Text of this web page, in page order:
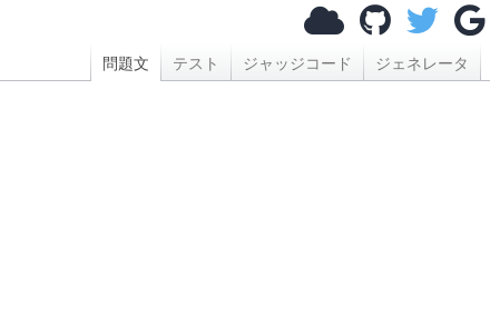
問題文 テスト ジャッジコード ジェネレータ